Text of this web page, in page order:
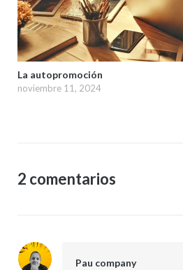
La autopromoción
noviembre 11, 2024
2 comentarios
Pau company